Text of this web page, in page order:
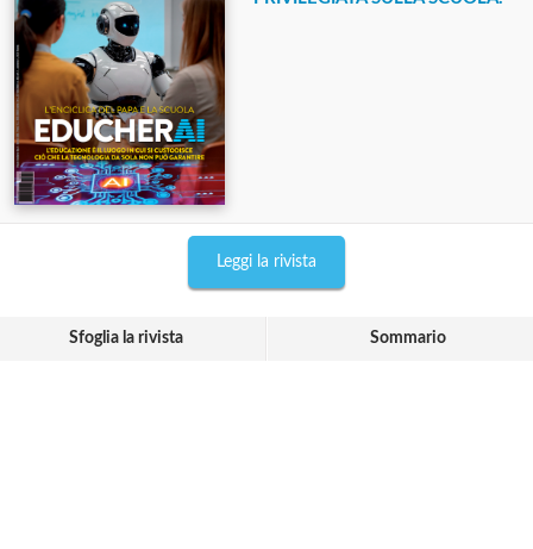
Leggi la rivista
Sfoglia la rivista Sommario